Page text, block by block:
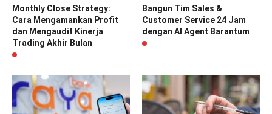
Monthly Close Strategy:
Cara Mengamankan Profit
dan Mengaudit Kinerja
Trading Akhir Bulan
Bangun Tim Sales &
Customer Service 24 Jam
dengan AI Agent Barantum